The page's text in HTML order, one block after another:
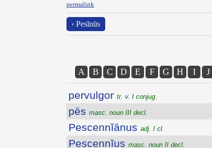
permalink
‹ Pesĭnūs
A B C D E F G H I J
pervulgor tr. v. I conjug.
pēs masc. noun III decl.
Pescennĭānus adj. I cl.
Pescennĭus masc. noun II decl.